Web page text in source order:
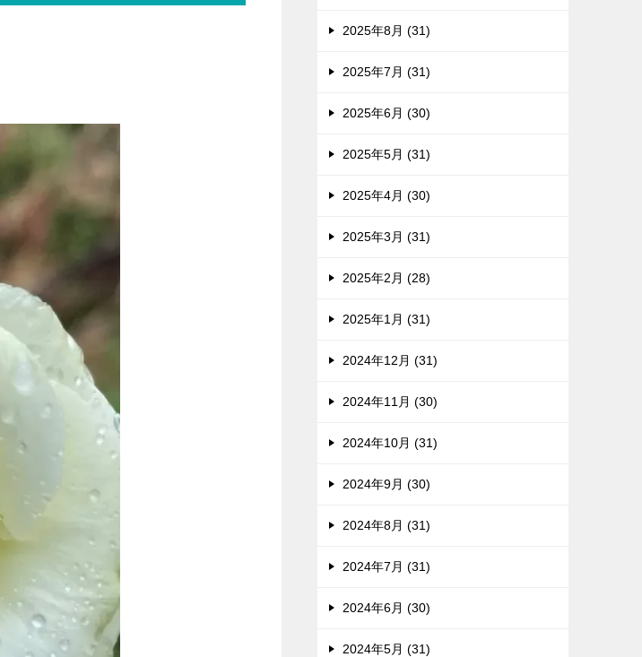
2025年8月 (31)
2025年7月 (31)
2025年6月 (30)
2025年5月 (31)
2025年4月 (30)
2025年3月 (31)
2025年2月 (28)
2025年1月 (31)
2024年12月 (31)
2024年11月 (30)
2024年10月 (31)
2024年9月 (30)
2024年8月 (31)
2024年7月 (31)
2024年6月 (30)
2024年5月 (31)